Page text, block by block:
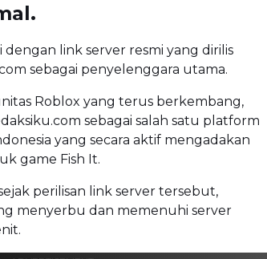
dengan link server resmi yang dirilis
sebagai penyelenggara utama.
Roblox yang terus berkembang,
sebagai salah satu platform
yang secara aktif mengadakan
game Fish It.
perilisan link server tersebut,
menyerbu dan memenuhi server